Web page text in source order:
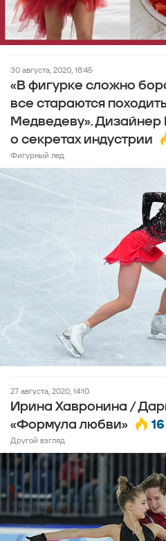
30 августа, 2020, 18:45
«В фигурке сложно
все стараются
Медведеву». Дизайнер
о секретах индустрии
Фигурный лед
27 августа, 2020, 14:10
Ирина Хавронина /
«Формула любви»
16
Другой взгляд